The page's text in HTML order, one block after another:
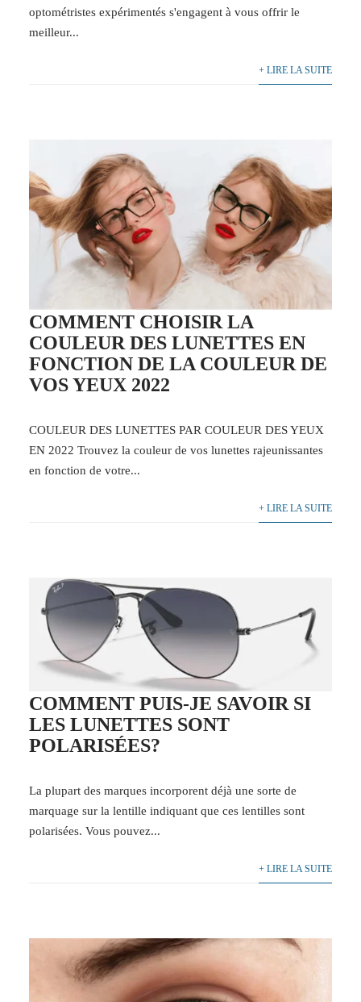
optométristes expérimentés s'engagent à vous offrir le
meilleur...
+ LIRE LA SUITE
COMMENT CHOISIR LA
COULEUR DES LUNETTES EN
FONCTION DE LA COULEUR DE
VOS YEUX 2022
COULEUR DES LUNETTES PAR COULEUR DES YEUX
EN 2022 Trouvez la couleur de vos lunettes rajeunissantes
en fonction de votre...
+ LIRE LA SUITE
COMMENT PUIS-JE SAVOIR SI
LES LUNETTES SONT
POLARISÉES?
La plupart des marques incorporent déjà une sorte de
marquage sur la lentille indiquant que ces lentilles sont
polarisées. Vous pouvez...
+ LIRE LA SUITE